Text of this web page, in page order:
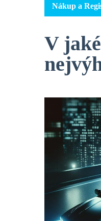
Nákup a
V